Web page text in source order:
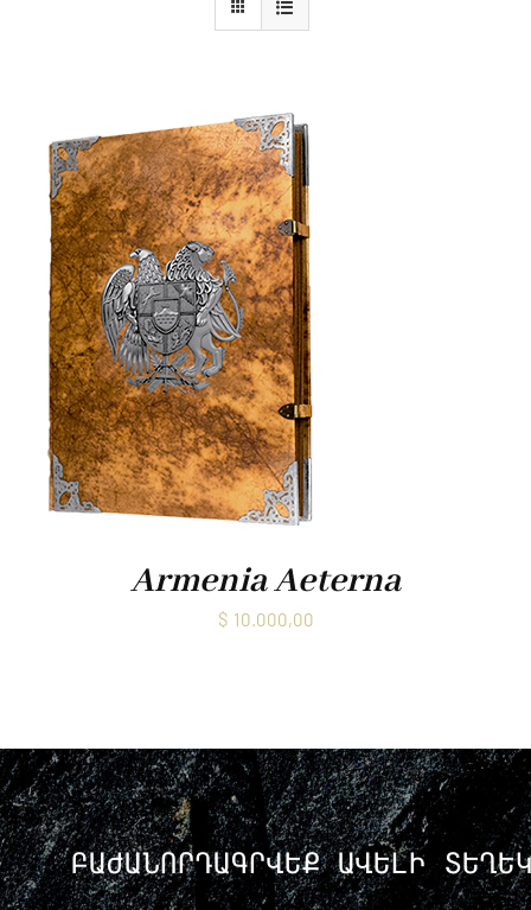
մամուլ
Կապ
Armenia Aeterna
$ 10.000,00
ԲԱԺԱՆՈՐԴԱԳՐՎԵՔ ԱՎԵԼԻ